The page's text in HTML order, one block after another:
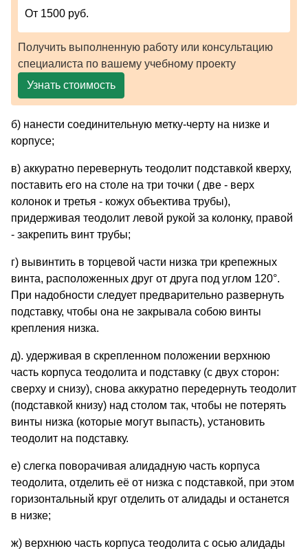
От 1500 руб.
Получить выполненную работу или консультацию
специалиста по вашему учебному проекту
Узнать стоимость
б) нанести соединительную метку-черту на низке и
корпусе;
в) аккуратно перевернуть теодолит подставкой кверху,
поставить его на столе на три точки ( две - верх
колонок и третья - кожух объектива трубы),
придерживая теодолит левой рукой за колонку, правой
- закрепить винт трубы;
г) вывинтить в торцевой части низка три крепежных
винта, расположенных друг от друга под углом 120°.
При надобности следует предварительно развернуть
подставку, чтобы она не закрывала собою винты
крепления низка.
д). удерживая в скрепленном положении верхнюю
часть корпуса теодолита и подставку (с двух сторон:
сверху и снизу), снова аккуратно передернуть теодолит
(подставкой книзу) над столом так, чтобы не потерять
винты низка (которые могут выпасть), установить
теодолит на подставку.
е) слегка поворачивая алидадную часть корпуса
теодолита, отделить её от низка с подставкой, при этом
горизонтальный круг отделить от алидады и останется
в низке;
ж) верхнюю часть корпуса теодолита с осью алидады